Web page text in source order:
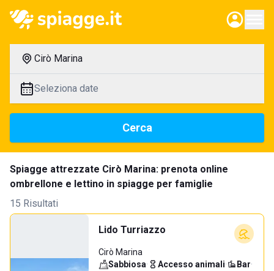
Cirò Marina
Seleziona date
Cerca
Spiagge attrezzate Cirò Marina: prenota online
ombrellone e lettino in spiagge per famiglie
15 Risultati
Lido Turriazzo
Cirò Marina
Sabbiosa· Accesso animali· Bar·